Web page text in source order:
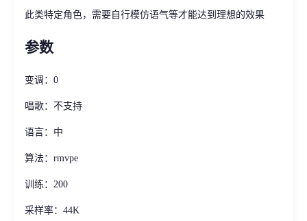
此类特定角色，需要自行模仿语气等才能达到理想的效果
参数
变调：0
唱歌：不支持
语言：中
算法：rmvpe
训练：200
采样率：44K